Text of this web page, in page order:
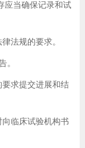
应当确保记录和试
法规的要求。
。
求提交进展和结
临床试验机构书